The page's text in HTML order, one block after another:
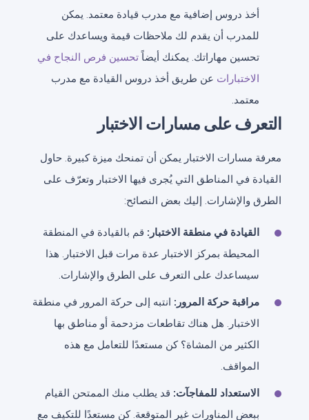
أخذ دروس إضافية مع مدرب قيادة معتمد. يمكن
للمدرب أن يقدم لك ملاحظات قيمة ويساعدك على
تحسين مهاراتك. يمكنك أيضاً تحسين فرص النجاح في
الاختبارات عن طريق أخذ دروس القيادة مع مدرب
معتمد.
التعرف على مسارات الاختبار
معرفة مسارات الاختبار يمكن أن تمنحك ميزة كبيرة. حاول
القيادة في المناطق التي يُجرى فيها الاختبار وتعرّف على
الطرق والإشارات. إليك بعض النصائح:
القيادة في منطقة الاختبار: قم بالقيادة في المنطقة
المحيطة بمركز الاختبار عدة مرات قبل الاختبار. هذا
سيساعدك على التعرف على الطرق والإشارات.
مراقبة حركة المرور: انتبه إلى حركة المرور في منطقة
الاختبار. هل هناك تقاطعات مزدحمة أو مناطق بها
الكثير من المشاة؟ كن مستعدًا للتعامل مع هذه
المواقف.
الاستعداد للمفاجآت: قد يطلب منك الممتحن القيام
ببعض المناورات غير المتوقعة. كن مستعدًا للتكيف مع